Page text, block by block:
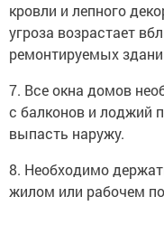
кровли и лепного
угроза возрастает
ремонтируемых
7. Все окна домов
с балконов и лоджий
выпасть наружу.
8. Необходимо
жилом или рабочем